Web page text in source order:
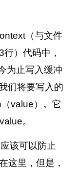
（与文件
行）代码中，
为止写入缓冲
们将要写入的
（value）。它
。
该可以防止
这里，但是，